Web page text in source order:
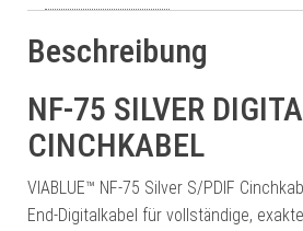
e
Beschreibung
NF-75 SILVER
CINCHKABEL
VIABLUE™ NF-75 Silver S/PDIF
End-Digitalkabel für vollständige,